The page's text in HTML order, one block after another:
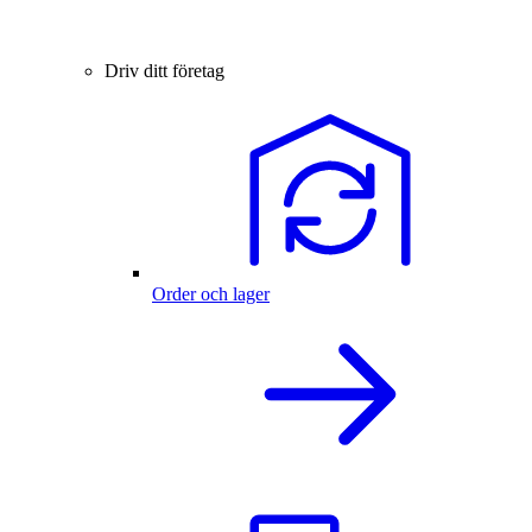
Driv ditt företag
Order och lager